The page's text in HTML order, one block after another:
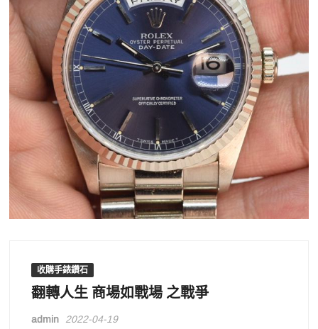
收購手錶鑽石
翻轉人生 商場如戰場 之戰爭
admin 2022-04-19